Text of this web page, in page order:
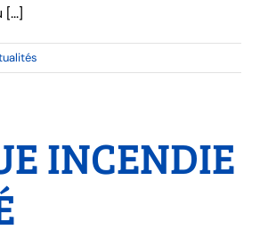
INCENDIE